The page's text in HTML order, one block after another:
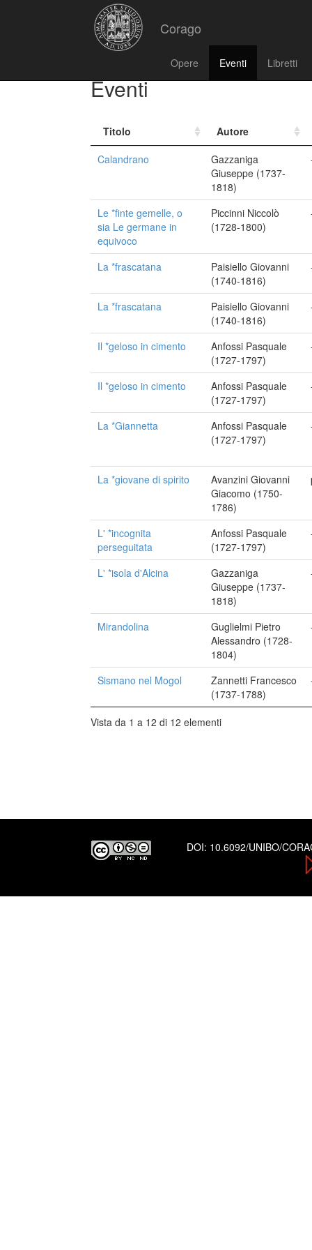
Corago
Opere Eventi Libretti
Eventi
Titolo
Autore
Calandrano
Gazzaniga
Giuseppe (1737-
1818)
Le *finte gemelle, o
sia Le germane in
equivoco
Piccinni Niccolò
(1728-1800)
La *frascatana
Paisiello Giovanni
(1740-1816)
La *frascatana
Paisiello Giovanni
(1740-1816)
Il *geloso in cimento
Anfossi Pasquale
(1727-1797)
Il *geloso in cimento
Anfossi Pasquale
(1727-1797)
La *Giannetta
Anfossi Pasquale
(1727-1797)
La *giovane di spirito
Avanzini Giovanni
Giacomo (1750-
1786)
L' *incognita
perseguitata
Anfossi Pasquale
(1727-1797)
L' *isola d'Alcina
Gazzaniga
Giuseppe (1737-
1818)
Mirandolina
Guglielmi Pietro
Alessandro (1728-
1804)
Sismano nel Mogol
Zannetti Francesco
(1737-1788)
Vista da 1 a 12 di 12 elementi
DOI: 10.6092/UNIBO/